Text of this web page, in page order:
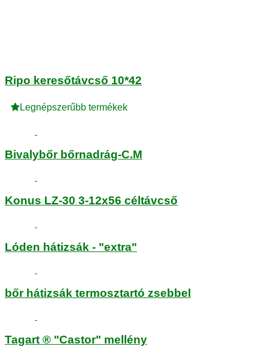
Ripo keresőtávcső 10*42
Legnépszerűbb termékek
Bivalybőr bőrnadrág-C.M
Konus LZ-30 3-12x56 céltávcső
Lóden hátizsák - "extra"
bőr hátizsák termosztartó zsebbel
Tagart ® "Castor" mellény